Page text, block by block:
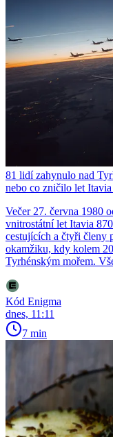
81 lidí zahynulo nad
nebo co zničilo let
Večer 27. června 1980
vnitrostátní let Itavia
cestujících a čtyři členy
okamžiku, kdy kolem
Tyrhénským mořem.
Kód Enigma
dnes, 11:11
7 min